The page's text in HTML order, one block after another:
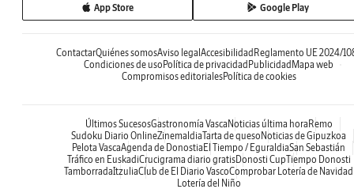
App Store Google Play
ContactarQuiénes somosAviso legal Accesibilidad Reglamento UE 2024/
Condiciones de uso Política de privacidad Publicidad Mapa web
Compromisos editorialesPolítica de cookies
Últimos SucesosGastronomía Vasca Noticias última hora Remo
Sudoku Diario OnlineZinemaldiaTarta de queso Noticias de Gipuzkoa
Pelota VascaAgenda de Donostia El Tiempo / EguraldiaSan Sebastián
Tráfico en EuskadiCrucigrama diario gratisDonosti CupTiempo Donosti
TamborradaItzuliaClub de El Diario VascoComprobar Lotería de Navidad
Lotería del Niño